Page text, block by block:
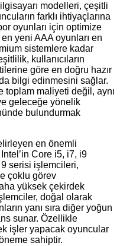
modelleri, çeşitli
farklı ihtiyaçlarına
oyunları için optimize
yeni AAA oyunları en
sistemlere kadar
kullanıcıların
göre en doğru hazır
bilgi edinmesini sağlar.
toplam maliyeti değil, aynı
geleceğe yönelik
bulundurmak
en önemli
Core i5, i7, i9
serisi işlemcileri,
çoklu görev
yüksek çekirdek
doğal olarak
yanı sıra diğer yoğun
sunar. Özellikle
işler yapacak oyuncular
sahiptir.